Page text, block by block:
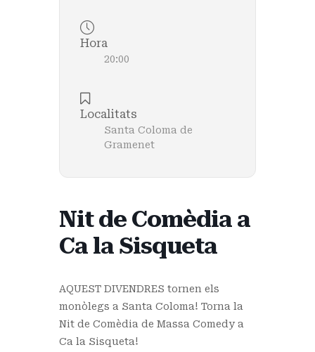
Hora
20:00
Localitats
Santa Coloma de
Gramenet
Nit de Comèdia a
Ca la Sisqueta
AQUEST DIVENDRES tornen els
monòlegs a Santa Coloma! Torna la
Nit de Comèdia de Massa Comedy a
Ca la Sisqueta!